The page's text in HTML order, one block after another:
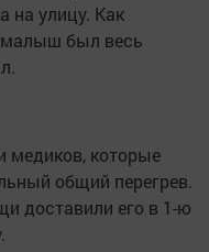
на улицу. Как
малыш был весь
медиков, которые
общий перегрев.
доставили его в 1-ю